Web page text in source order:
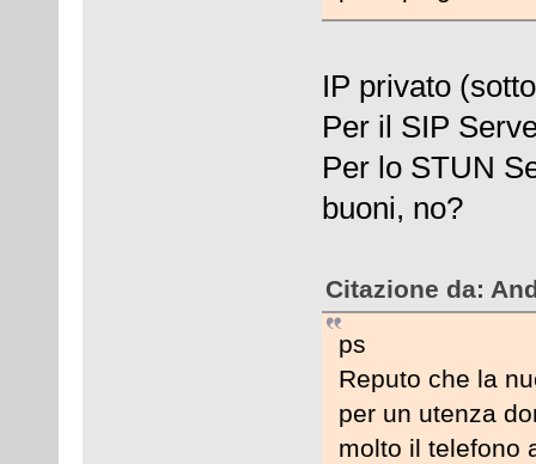
IP privato
Per il SIP
Per lo STUN
buoni, no?
Citazione da:
ps
Reputo che la
per un utenza
molto il telefono